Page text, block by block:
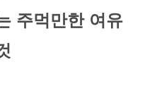
주먹만한 여유